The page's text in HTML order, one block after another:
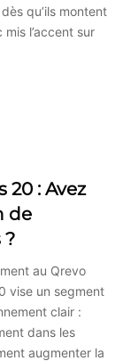
qu’ils montent
l’accent sur
20 : Avez
de
?
au Qrevo
vise un segment
clair :
dans les
augmenter la